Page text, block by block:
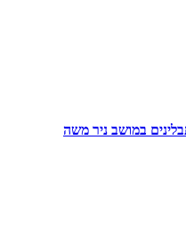
במושב ניר משה